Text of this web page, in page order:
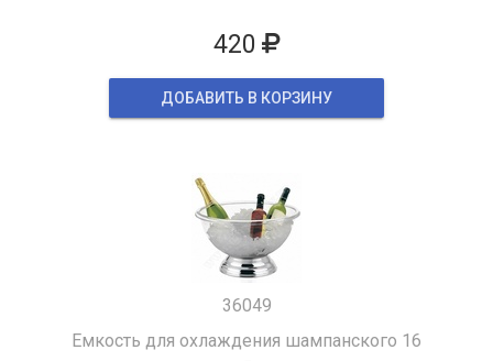
420
ДОБАВИТЬ В КОРЗИНУ
36049
Емкость для охлаждения шампанского 16